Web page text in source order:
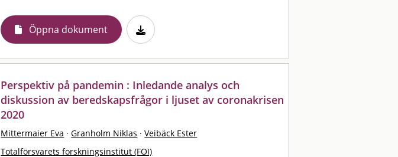
Öppna dokument
Perspektiv på pandemin : Inledande analys och
diskussion av beredskapsfrågor i ljuset av coronakrisen
2020
Mittermaier Eva · Granholm Niklas · Veibäck Ester
Totalförsvarets forskningsinstitut (FOI)